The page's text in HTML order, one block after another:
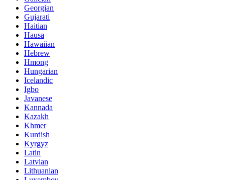
Georgian
Gujarati
Haitian
Hausa
Hawaiian
Hebrew
Hmong
Hungarian
Icelandic
Igbo
Javanese
Kannada
Kazakh
Khmer
Kurdish
Kyrgyz
Latin
Latvian
Lithuanian